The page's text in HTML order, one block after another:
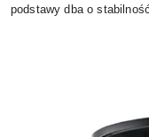
podstawy dba o